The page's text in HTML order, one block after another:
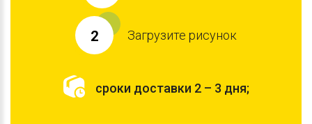
2 Загрузите рисунок
сроки доставки 2 – 3 дня;